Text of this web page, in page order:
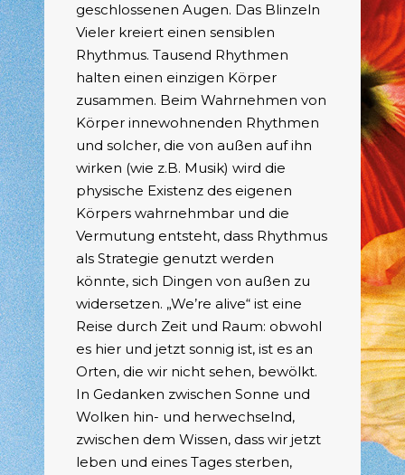
geschlossenen Augen. Das Blinzeln
Vieler kreiert einen sensiblen
Rhythmus. Tausend Rhythmen
halten einen einzigen Körper
zusammen. Beim Wahrnehmen von
Körper innewohnenden Rhythmen
und solcher, die von außen auf ihn
wirken (wie z.B. Musik) wird die
physische Existenz des eigenen
Körpers wahrnehmbar und die
Vermutung entsteht, dass Rhythmus
als Strategie genutzt werden
könnte, sich Dingen von außen zu
widersetzen. „We’re alive“ ist eine
Reise durch Zeit und Raum: obwohl
es hier und jetzt sonnig ist, ist es an
Orten, die wir nicht sehen, bewölkt.
In Gedanken zwischen Sonne und
Wolken hin- und herwechselnd,
zwischen dem Wissen, dass wir jetzt
leben und eines Tages sterben,